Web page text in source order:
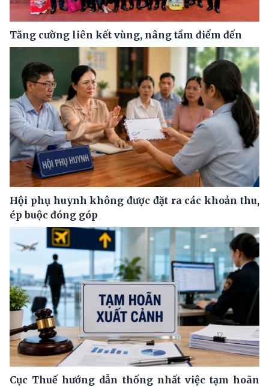
Tăng cường liên kết vùng, nâng tầm điểm đến
Hội phụ huynh không được đặt ra các khoản thu,
ép buộc đóng góp
Cục Thuế hướng dẫn thống nhất việc tạm hoãn